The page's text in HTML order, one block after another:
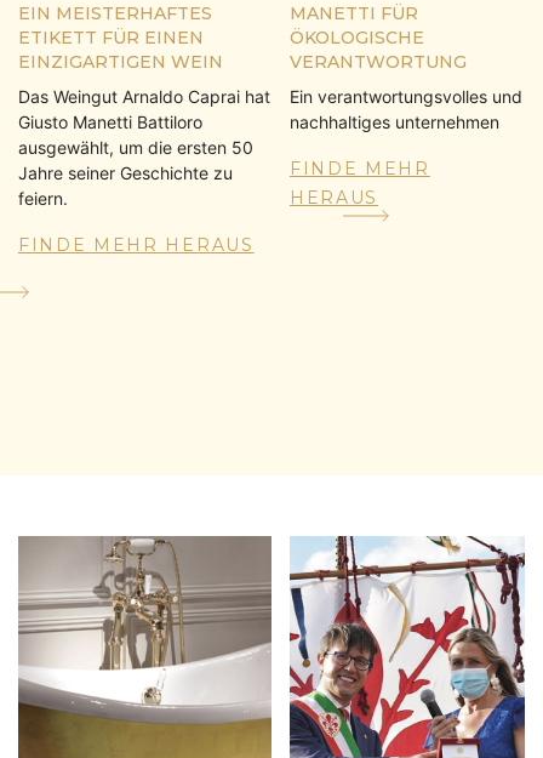
EIN MEISTERHAFTES
ETIKETT FÜR EINEN
EINZIGARTIGEN WEIN
Das Weingut Arnaldo Caprai hat
Giusto Manetti Battiloro
ausgewählt, um die ersten 50
Jahre seiner Geschichte zu
feiern.
FINDE MEHR HERAUS
MANETTI FÜR
ÖKOLOGISCHE
VERANTWORTUNG
Ein verantwortungsvolles und
nachhaltiges unternehmen
FINDE MEHR
HERAUS